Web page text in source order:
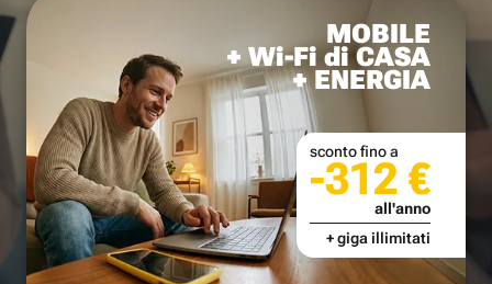
MOBILE
+ Wi-Fi di CASA
+ ENERGIA
sconto fino a
-312 €
all'anno
+ giga illimitati